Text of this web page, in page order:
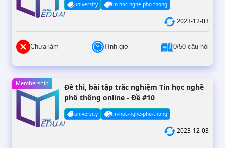
university tin-hoc-nghe-pho-thong
2023-12-03
Chưa làm Tính giờ 0/50 câu hỏi
Membership
Đề thi, bài tập trắc nghiệm Tin học nghề
phổ thông online - Đề #10
university tin-hoc-nghe-pho-thong
2023-12-03